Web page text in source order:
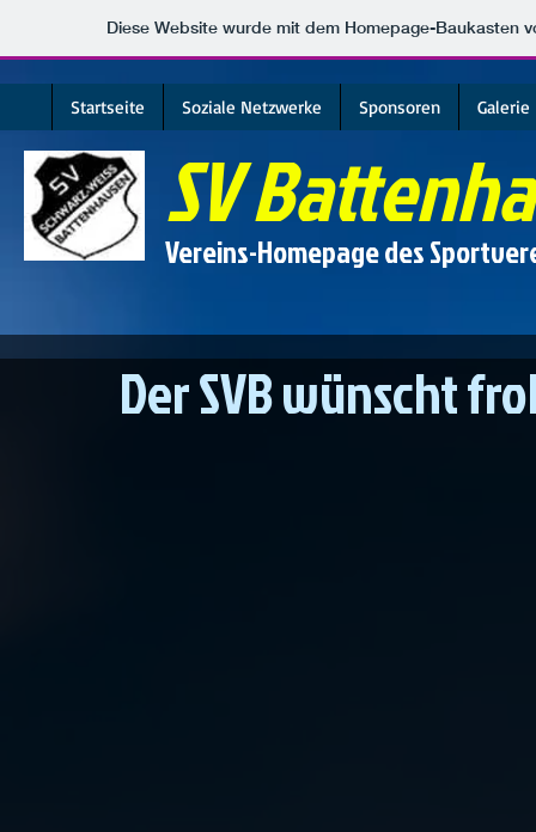
Diese Website wurde mit dem Homepage-Baukasten
Startseite Soziale Netzwerke Sponsoren Galerie
SV
Vereins-Homepage des
Der SVB wünscht